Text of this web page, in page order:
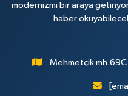
modernizmi bir araya
haber
Mehmetçik